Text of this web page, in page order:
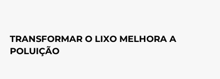
TRANSFORMAR O LIXO MELHORA A
POLUIÇÃO